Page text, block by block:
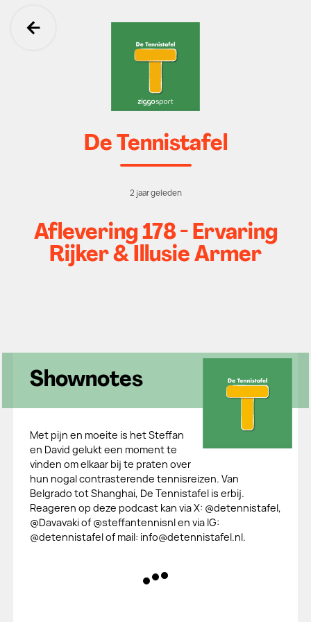
Ga terug
De Tennistafel
2 jaar geleden
Aflevering 178 - Ervaring
Rijker & Illusie Armer
Shownotes
Met pijn en moeite is het Steffan
en David gelukt een moment te
vinden om elkaar bij te praten over
hun nogal contrasterende tennisreizen. Van
Belgrado tot Shanghai, De Tennistafel is erbij.
Reageren op deze podcast kan via X: @detennistafel,
@Davavaki of @steffantennisnl en via IG:
@detennistafel of mail: info@detennistafel.nl.